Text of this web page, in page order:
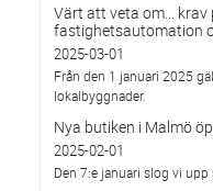
Värt att veta om...
fastighetsautomation
2025-03-01
Från den 1 januari 2025
lokalbyggnader.
Nya butiken i Malmö
2025-02-01
Den 7:e januari slog vi